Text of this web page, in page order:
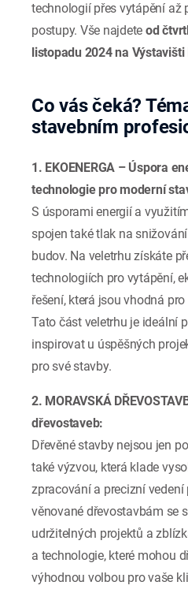
technologií přes vytápění až
postupy. Vše najdete od
listopadu 2024 na
Co vás čeká?
stavebním
1. EKOENERGA – Úspora
technologie pro moderní
S úsporami energií a
spojen také tlak na
budov. Na veletrhu získáte
technologiích pro vytápění,
řešení, která jsou vhodná
Tato část veletrhu je ideální
inspirovat u úspěšných
pro své stavby.
2. MORAVSKÁ
dřevostaveb:
Dřevěné stavby nejsou jen
také výzvou, která klade
zpracování a precizní vedení
věnované dřevostavbám se
udržitelných projektů a
a technologie, které mohou
výhodnou volbou pro vaše